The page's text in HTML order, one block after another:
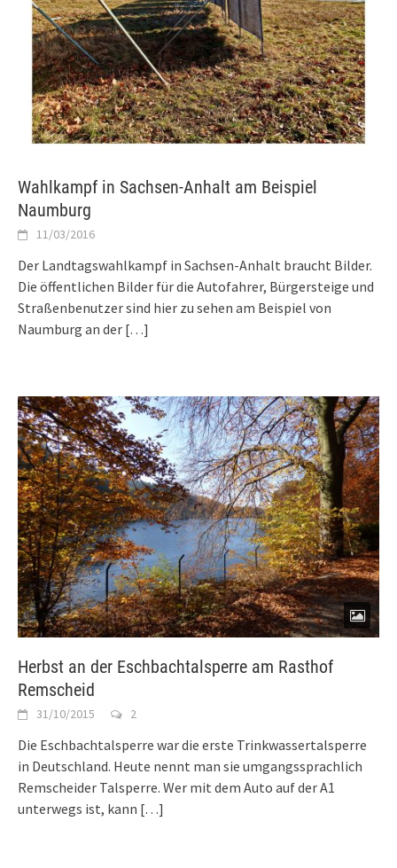
Wahlkampf in Sachsen-Anhalt am Beispiel
Naumburg
11/03/2016
Der Landtagswahlkampf in Sachsen-Anhalt braucht Bilder.
Die öffentlichen Bilder für die Autofahrer, Bürgersteige und
Straßenbenutzer sind hier zu sehen am Beispiel von
Naumburg an der […]
Herbst an der Eschbachtalsperre am Rasthof
Remscheid
31/10/2015 2
Die Eschbachtalsperre war die erste Trinkwassertalsperre
in Deutschland. Heute nennt man sie umgangssprachlich
Remscheider Talsperre. Wer mit dem Auto auf der A1
unterwegs ist, kann […]